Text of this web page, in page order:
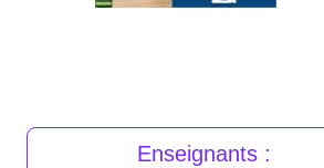
Enseignants :